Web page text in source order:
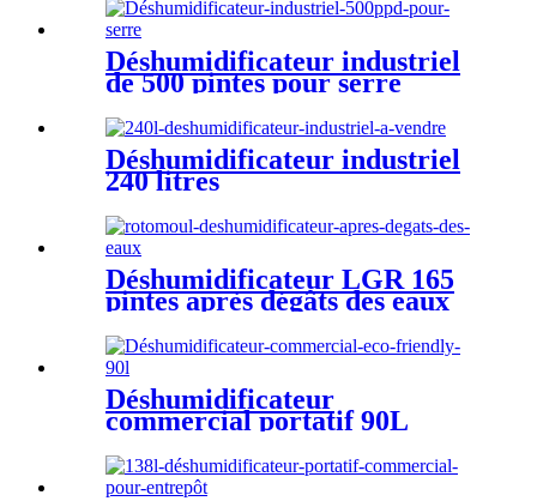
Déshumidificateur industriel
de 500 pintes pour serre
Déshumidificateur industriel
240 litres
Déshumidificateur LGR 165
pintes après dégâts des eaux
Déshumidificateur
commercial portatif 90L